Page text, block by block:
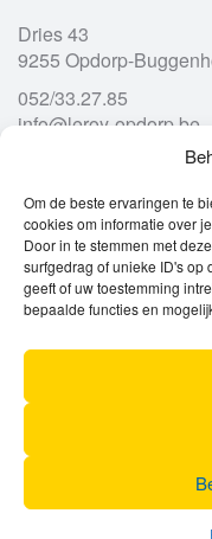
Om de beste ervaringen te
cookies om informatie over
Door in te stemmen met
surfgedrag of unieke ID's op
geeft of uw toestemming
bepaalde functies en
Dries 43
9255 Opdorp-
052/33.27.85
info@leroy-opdorp.be
Ma
gesloten
Di
9u – 12u
13u
Wo
9u – 12u
13u
Do
9u – 12u
13u
Za